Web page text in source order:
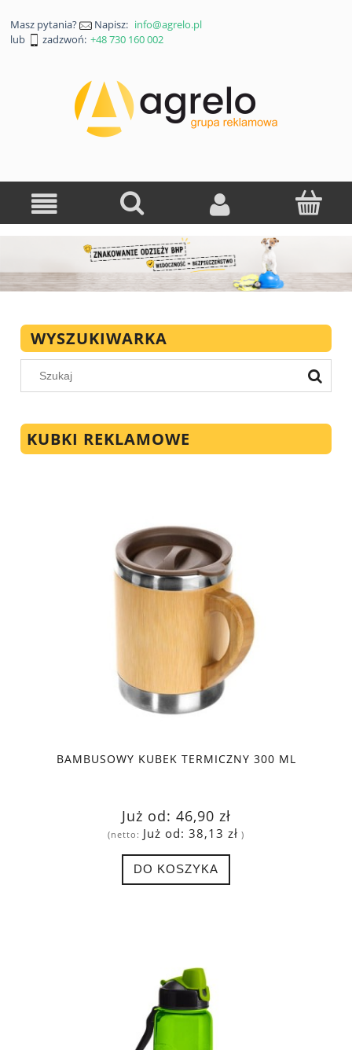
Masz pytania? Napisz: info@agrelo.pl
lub
zadzwoń: +48 730 160 002
WYSZUKIWARKA
KUBKI REKLAMOWE
BAMBUSOWY KUBEK TERMICZNY 300 ML
Już od: 46,90 zł
(netto: Już od: 38,13 zł )
DO KOSZYKA